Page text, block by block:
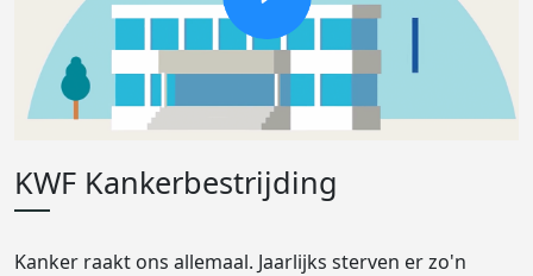
KWF Kankerbestrijding
Kanker raakt ons allemaal. Jaarlijks sterven er zo'n